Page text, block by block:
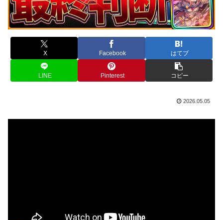
X Facebook はてブ
LINE Pinterest コピー
2026.05.05